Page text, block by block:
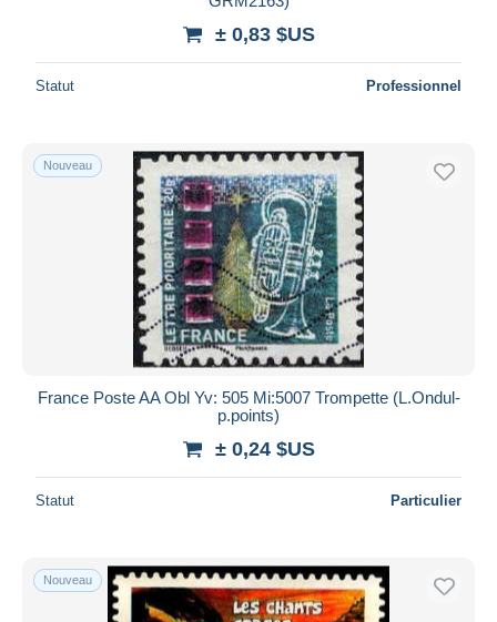
± 0,83 $US
Statut Professionnel
Nouveau
France Poste AA Obl Yv: 505 Mi:5007 Trompette (L.Ondul-
p.points)
± 0,24 $US
Statut Particulier
Nouveau